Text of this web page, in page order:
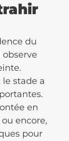
du
stade a
en
encore,
pour